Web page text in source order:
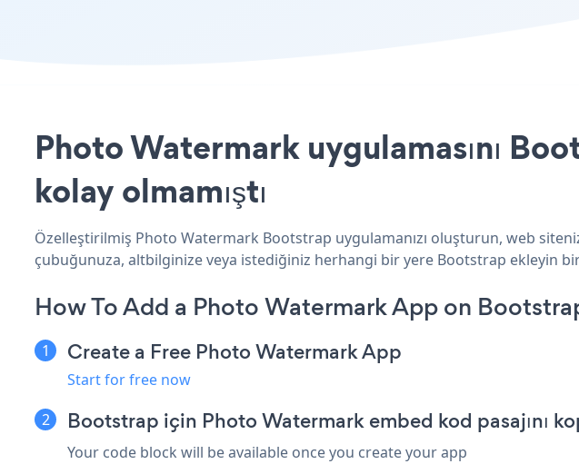
Photo Watermark uygulamasını
kolay olmamıştı
Özelleştirilmiş Photo Watermark Bootstrap uygulamanızı oluşturun, web
çubuğunuza, altbilginize veya istediğiniz herhangi bir yere Bootstrap ekleyin
How To Add a Photo Watermark App on
Create a Free Photo Watermark App
Start for free now
Bootstrap için Photo Watermark embed kod pasajını
Your code block will be available once you create your app